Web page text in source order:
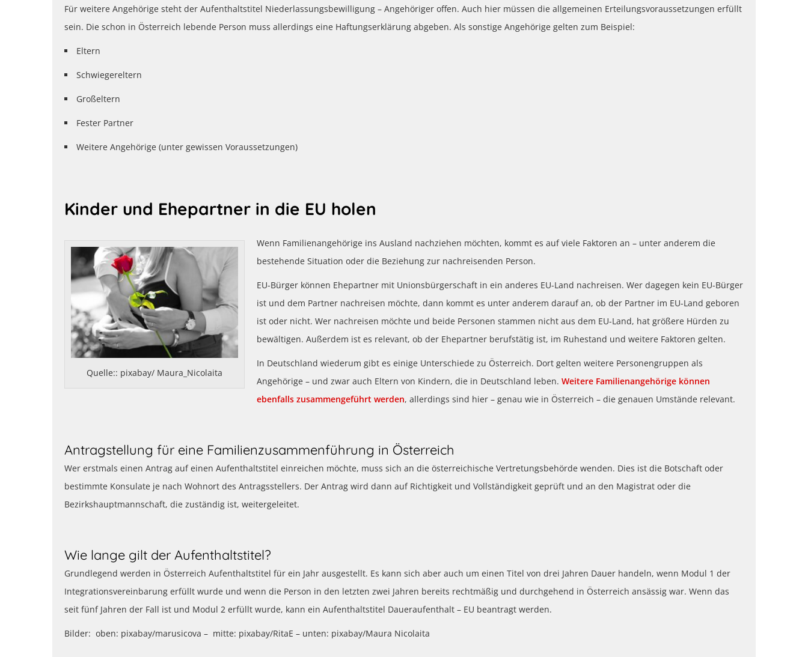
Für weitere Angehörige steht der Aufenthaltstitel Niederlassungsbewilligung – Angehöriger offen. Auch hier müssen die allgemeinen Erteilungsvoraussetzungen erfüllt
sein. Die schon in Österreich lebende Person muss allerdings eine Haftungserklärung abgeben. Als sonstige Angehörige gelten zum Beispiel:
Eltern
Schwiegereltern
Großeltern
Fester Partner
Weitere Angehörige (unter gewissen Voraussetzungen)
Kinder und Ehepartner in die EU holen
Quelle:: pixabay/ Maura_Nicolaita
Wenn Familienangehörige ins Ausland nachziehen möchten, kommt es auf viele Faktoren an – unter anderem die
bestehende Situation oder die Beziehung zur nachreisenden Person.
EU-Bürger können Ehepartner mit Unionsbürgerschaft in ein anderes EU-Land nachreisen. Wer dagegen kein EU-Bürger
ist und dem Partner nachreisen möchte, dann kommt es unter anderem darauf an, ob der Partner im EU-Land geboren
ist oder nicht. Wer nachreisen möchte und beide Personen stammen nicht aus dem EU-Land, hat größere Hürden zu
bewältigen. Außerdem ist es relevant, ob der Ehepartner berufstätig ist, im Ruhestand und weitere Faktoren gelten.
In Deutschland wiederum gibt es einige Unterschiede zu Österreich. Dort gelten weitere Personengruppen als
Angehörige – und zwar auch Eltern von Kindern, die in Deutschland leben. Weitere Familienangehörige können
ebenfalls zusammengeführt werden, allerdings sind hier – genau wie in Österreich – die genauen Umstände relevant.
Antragstellung für eine Familienzusammenführung in Österreich
Wer erstmals einen Antrag auf einen Aufenthaltstitel einreichen möchte, muss sich an die österreichische Vertretungsbehörde wenden. Dies ist die Botschaft oder
bestimmte Konsulate je nach Wohnort des Antragsstellers. Der Antrag wird dann auf Richtigkeit und Vollständigkeit geprüft und an den Magistrat oder die
Bezirkshauptmannschaft, die zuständig ist, weitergeleitet.
Wie lange gilt der Aufenthaltstitel?
Grundlegend werden in Österreich Aufenthaltstitel für ein Jahr ausgestellt. Es kann sich aber auch um einen Titel von drei Jahren Dauer handeln, wenn Modul 1 der
Integrationsvereinbarung erfüllt wurde und wenn die Person in den letzten zwei Jahren bereits rechtmäßig und durchgehend in Österreich ansässig war. Wenn das
seit fünf Jahren der Fall ist und Modul 2 erfüllt wurde, kann ein Aufenthaltstitel Daueraufenthalt – EU beantragt werden.
Bilder: oben: pixabay/marusicova – mitte: pixabay/RitaE – unten: pixabay/Maura Nicolaita